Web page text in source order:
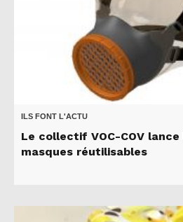
ILS FONT L'ACTU
Le collectif VOC-COV
masques réutilisables